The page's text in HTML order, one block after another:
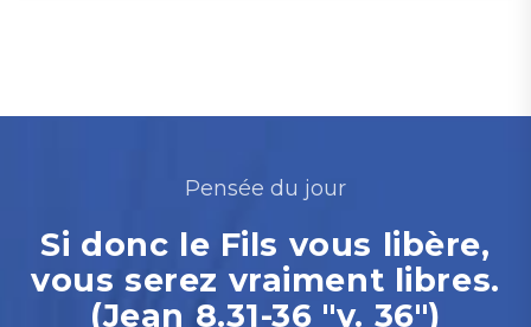
Pensée du jour
Si donc le Fils vous libère,
vous serez vraiment libres.
(Jean 8.31-36 "v. 36")